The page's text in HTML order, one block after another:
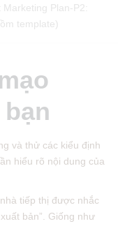
Marketing Plan-P2:
template)
và thử các kiểu định
hiểu rõ nội dung của
tiếp thị được nhắc
bản”. Giống như